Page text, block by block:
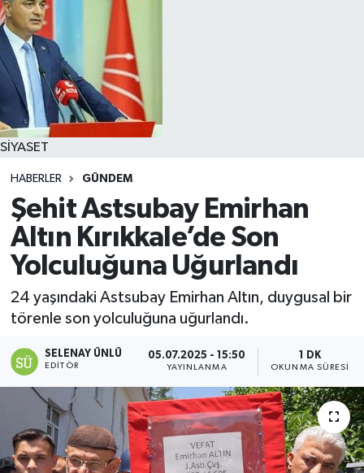
SİYASET
HABERLER GÜNDEM
Şehit Astsubay Emirhan
Altın Kırıkkale’de Son
Yolculuğuna Uğurlandı
24 yaşındaki Astsubay Emirhan Altın, duygusal bir
törenle son yolculuğuna uğurlandı.
SELENAY ÜNLÜ
EDITÖR
05.07.2025 - 15:50
YAYINLANMA
1 DK
OKUNMA SÜRESI